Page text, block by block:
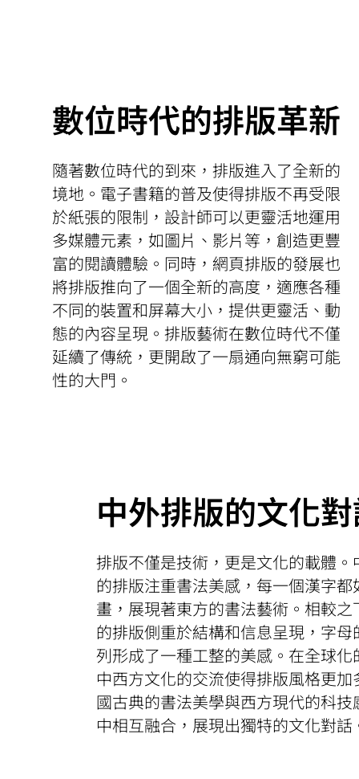
數位時代的排版革新
隨著數位時代的到來，排版進入了全新的
境地。電子書籍的普及使得排版不再受限
於紙張的限制，設計師可以更靈活地運用
多媒體元素，如圖片、影片等，創造更豐
富的閱讀體驗。同時，網頁排版的發展也
將排版推向了一個全新的高度，適應各種
不同的裝置和屏幕大小，提供更靈活、動
態的內容呈現。排版藝術在數位時代不僅
延續了傳統，更開啟了一扇通向無窮可能
性的大門。
中外排版的文化
排版不僅是技術，更是文化的載體。
的排版注重書法美感，每一個漢字都
畫，展現著東方的書法藝術。相較之
的排版側重於結構和信息呈現，字母
列形成了一種工整的美感。在全球化
中西方文化的交流使得排版風格更加
國古典的書法美學與西方現代的科技
中相互融合，展現出獨特的文化對話